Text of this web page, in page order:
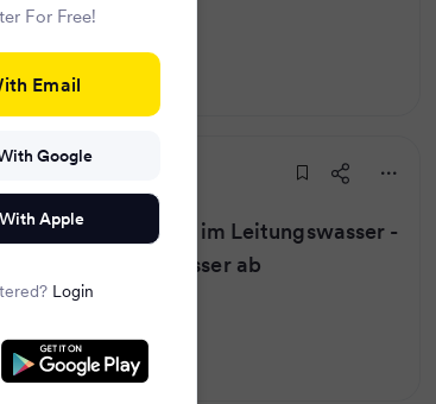
unklar Bakterien im Leitungswasser -
kocht Trinkwasser ab
For Free!
Email
Google
Apple
Login